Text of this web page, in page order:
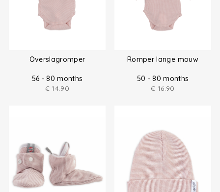
Overslagromper
56 - 80 months
€ 14.90
Romper lange mouw
50 - 80 months
€ 16.90